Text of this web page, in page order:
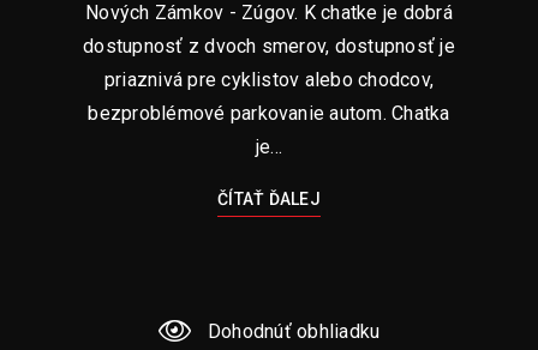
Nových Zámkov - Zúgov. K chatke je dobrá
dostupnosť z dvoch smerov, dostupnosť je
priaznivá pre cyklistov alebo chodcov,
bezproblémové parkovanie autom. Chatka
je...
ČÍTAŤ ĎALEJ
Dohodnúť obhliadku